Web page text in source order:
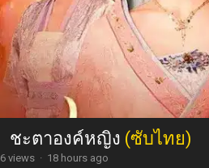
ชะตาองค์หญิง (ซับไทย)
6 views · 18 hours ago